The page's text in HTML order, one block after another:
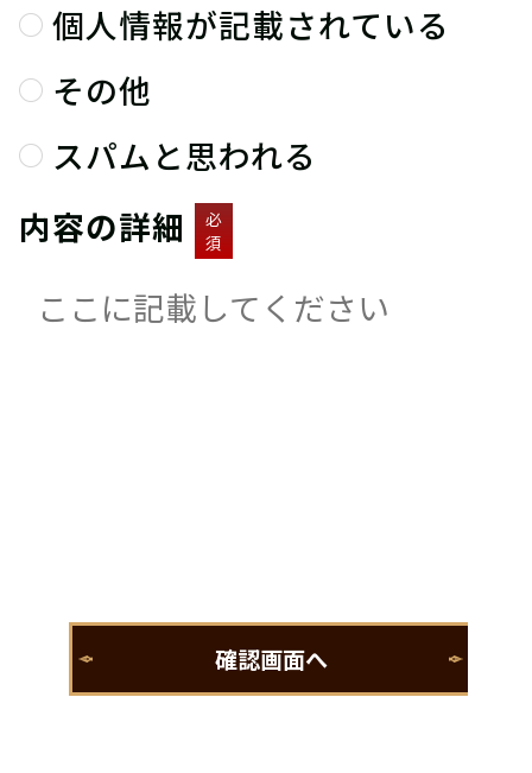
個人情報が記載されている
その他
スパムと思われる
内容の詳細
必
須